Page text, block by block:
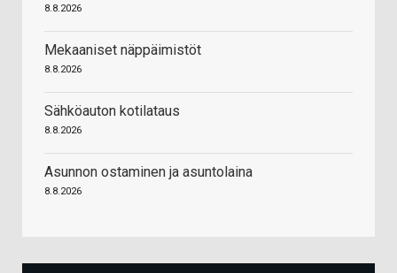
8.8.2026
Mekaaniset näppäimistöt
8.8.2026
Sähköauton kotilataus
8.8.2026
Asunnon ostaminen ja asuntolaina
8.8.2026